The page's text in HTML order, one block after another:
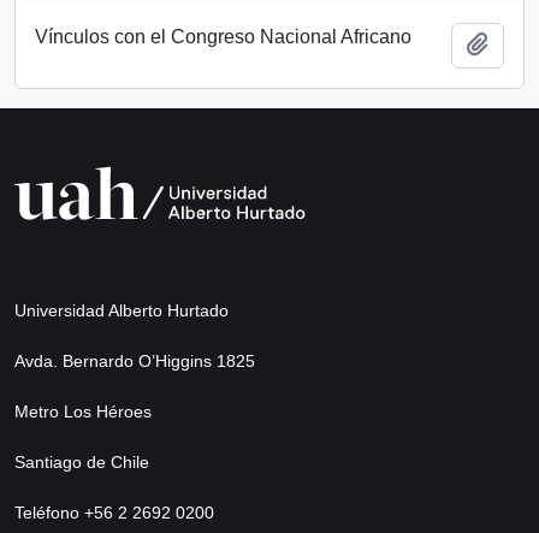
Vínculos con el Congreso Nacional Africano
Universidad Alberto Hurtado
Avda. Bernardo O’Higgins 1825
Metro Los Héroes
Santiago de Chile
Teléfono +56 2 2692 0200